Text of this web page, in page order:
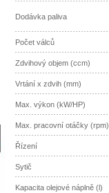
Dodávka paliva
Počet válců
Zdvihový objem (ccm)
Vrtání x zdvih (mm)
Max. výkon (kW/HP)
Max. pracovní otáčky (rpm)
Řízení
Sytič
Kapacita olejové náplně (l)